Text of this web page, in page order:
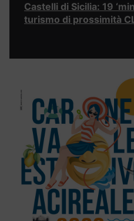
Castelli di Sicilia: 19
turismo di prossimità